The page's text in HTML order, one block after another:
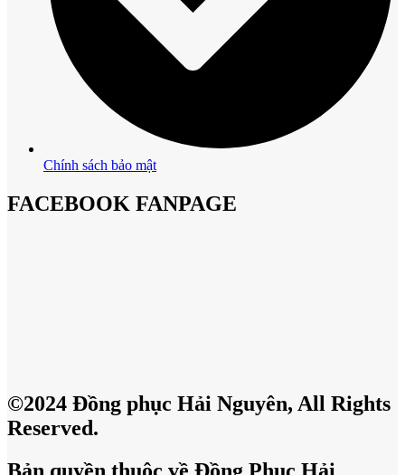
Chính sách bảo mật
FACEBOOK FANPAGE
©2024 Đồng phục Hải Nguyên, All Rights
Reserved.